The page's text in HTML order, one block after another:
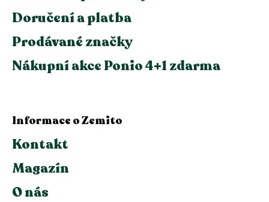
Doručení a platba
Prodávané značky
Nákupní akce Ponio 4+1 zdarma
Informace o Zemito
Kontakt
Magazín
O nás